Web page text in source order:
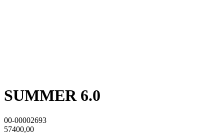
SUMMER 6.0
00-00002693
57400,00